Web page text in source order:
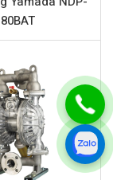
80BAT